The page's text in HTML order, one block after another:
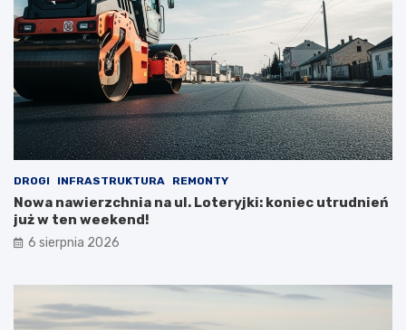
DROGI INFRASTRUKTURA REMONTY
Nowa nawierzchnia na ul. Loteryjki: koniec utrudnień
już w ten weekend!
6 sierpnia 2026